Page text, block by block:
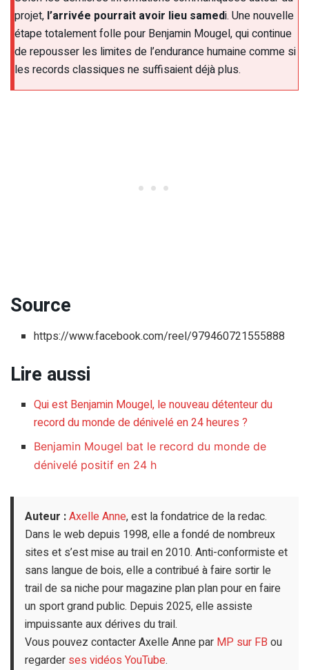
projet, l’arrivée pourrait avoir lieu samedi. Une nouvelle
étape totalement folle pour Benjamin Mougel, qui continue
de repousser les limites de l’endurance humaine comme si
les records classiques ne suffisaient déjà plus.
Source
https://www.facebook.com/reel/979460721555888
Lire aussi
Qui est Benjamin Mougel, le nouveau détenteur du
record du monde de dénivelé en 24 heures ?
Benjamin Mougel bat le record du monde de
dénivelé positif en 24 h
Auteur :Axelle Anne, est la fondatrice de la redac.
Dans le web depuis 1998, elle a fondé de nombreux
sites et s’est mise au trail en 2010. Anti-conformiste et
sans langue de bois, elle a contribué à faire sortir le
trail de sa niche pour magazine plan plan pour en faire
un sport grand public. Depuis 2025, elle assiste
impuissante aux dérives du trail.
Vous pouvez contacter Axelle Anne par MP sur FB ou
regarder ses vidéos YouTube.